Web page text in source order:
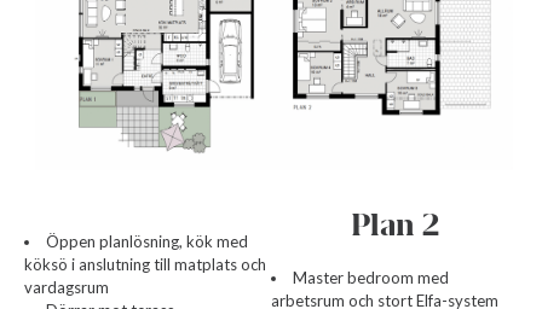
Öppen planlösning, kök med
köksö i anslutning till matplats och
vardagsrum
Plan 2
Master bedroom med
arbetsrum och stort Elfa-system